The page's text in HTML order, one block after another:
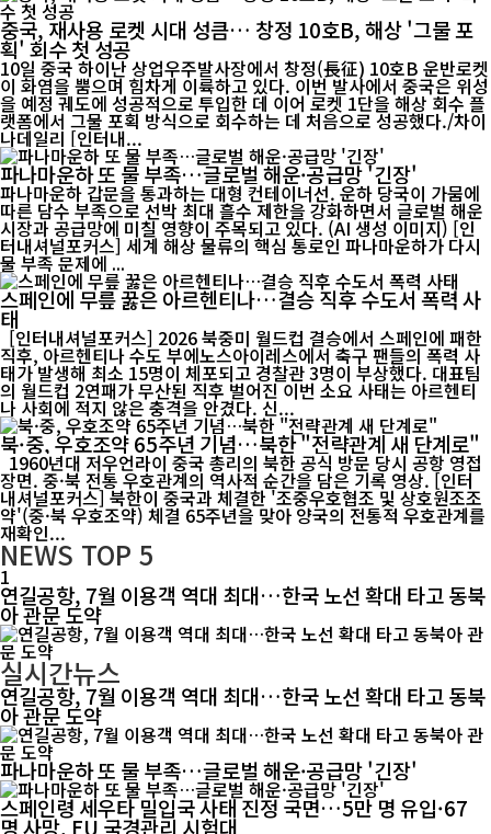
중국, 재사용 로켓 시대 성큼… 창정 10호B, 해상 '그물 포
획' 회수 첫 성공
10일 중국 하이난 상업우주발사장에서 창정(長征) 10호B 운반로켓
이 화염을 뿜으며 힘차게 이륙하고 있다. 이번 발사에서 중국은 위성
을 예정 궤도에 성공적으로 투입한 데 이어 로켓 1단을 해상 회수 플
랫폼에서 그물 포획 방식으로 회수하는 데 처음으로 성공했다./차이
나데일리 [인터내...
파나마운하 또 물 부족…글로벌 해운·공급망 '긴장'
파나마운하 갑문을 통과하는 대형 컨테이너선. 운하 당국이 가뭄에
따른 담수 부족으로 선박 최대 흘수 제한을 강화하면서 글로벌 해운
시장과 공급망에 미칠 영향이 주목되고 있다. (AI 생성 이미지) [인
터내셔널포커스] 세계 해상 물류의 핵심 통로인 파나마운하가 다시
물 부족 문제에 ...
스페인에 무릎 꿇은 아르헨티나…결승 직후 수도서 폭력 사
태
[인터내셔널포커스] 2026 북중미 월드컵 결승에서 스페인에 패한
직후, 아르헨티나 수도 부에노스아이레스에서 축구 팬들의 폭력 사
태가 발생해 최소 15명이 체포되고 경찰관 3명이 부상했다. 대표팀
의 월드컵 2연패가 무산된 직후 벌어진 이번 소요 사태는 아르헨티
나 사회에 적지 않은 충격을 안겼다. 신...
북·중, 우호조약 65주년 기념…북한 "전략관계 새 단계로"
장면. 중·북 전통 우호관계의 역사적 순간을 담은 기록 영상. [인터
내셔널포커스] 북한이 중국과 체결한 '조중우호협조 및 상호원조조
약'(중·북 우호조약) 체결 65주년을 맞아 양국의 전통적 우호관계를
재확인...
NEWS TOP 5
1
연길공항, 7월 이용객 역대 최대…한국 노선 확대 타고 동북
아 관문 도약
실시간뉴스
연길공항, 7월 이용객 역대 최대…한국 노선 확대 타고 동북
아 관문 도약
파나마운하 또 물 부족…글로벌 해운·공급망 '긴장'
스페인령 세우타 밀입국 사태 진정 국면…5만 명 유입·67
명 사망, EU 국경관리 시험대